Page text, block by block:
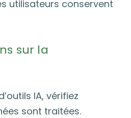
utilisateurs conservent
sur la
IA, vérifiez
sont traitées.